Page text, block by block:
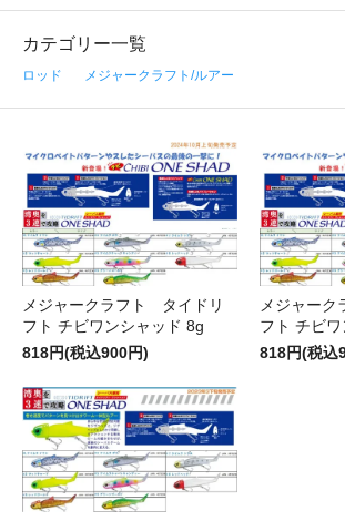
カテゴリー一覧
ロッド メジャークラフト/ルアー
メジャークラフト タイドリ
フト チビワンシャッド 8g
818円(税込900円)
メジャー
フト チビ
818円(税込